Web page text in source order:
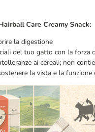
Care Creamy Snack:
la digestione
del tuo gatto con la forza
ai cereali; non
la vista e la funzione